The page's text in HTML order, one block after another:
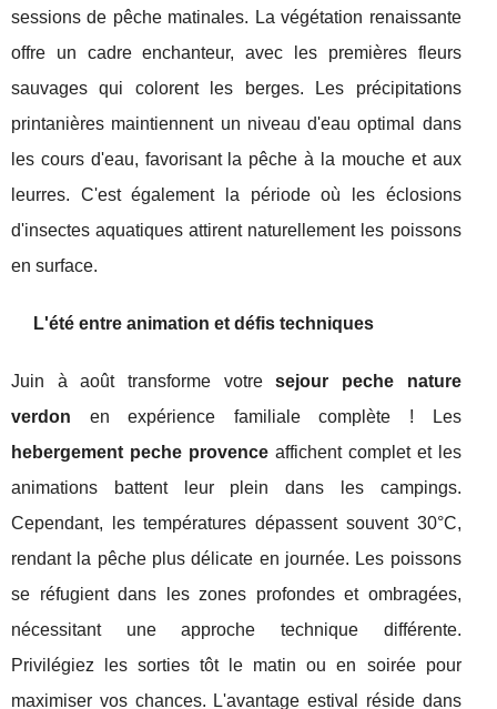
sessions de pêche matinales. La végétation renaissante
offre un cadre enchanteur, avec les premières fleurs
sauvages qui colorent les berges. Les précipitations
printanières maintiennent un niveau d'eau optimal dans
les cours d'eau, favorisant la pêche à la mouche et aux
leurres. C'est également la période où les éclosions
d'insectes aquatiques attirent naturellement les poissons
en surface.
L'été entre animation et défis techniques
Juin à août transforme votresejour peche nature
verdon en expérience familiale complète ! Les
hebergement peche provenceaffichent complet et les
animations battent leur plein dans les campings.
Cependant, les températures dépassent souvent 30°C,
rendant la pêche plus délicate en journée. Les poissons
se réfugient dans les zones profondes et ombragées,
nécessitant une approche technique différente.
Privilégiez les sorties tôt le matin ou en soirée pour
maximiser vos chances. L'avantage estival réside dans